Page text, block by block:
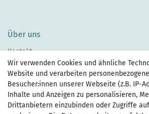
Über uns
Kontakt
Zahlen Sie bequem per
Wir verwenden Cookies und ähnliche
Website und verarbeiten
Besucher:innen unserer Webseite (z.B. IP-
Inhalte und Anzeigen zu personalisieren,
Drittanbietern einzubinden oder Zugriffe